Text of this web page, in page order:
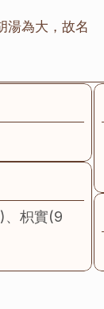
湯為大，故名
、枳實(9